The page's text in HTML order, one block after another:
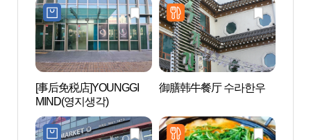
[事后免税店]YOUNGGI
MIND(영지생각)
御膳韩牛餐厅 수라한우